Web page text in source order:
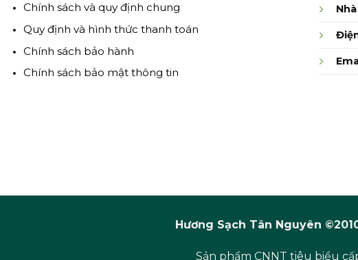
Chính sách và quy định chung
Quy định và hình thức thanh toán
Chính sách bảo hành
Chính sách bảo mật thông tin
Hương Sạch Tân Nguyên
Sản phẩm CNNT tiêu biểu